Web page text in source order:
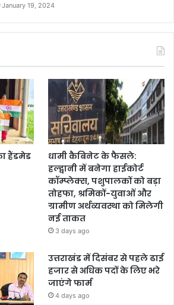
January 19, 2024
हैंडमेड
धामी कैबिनेट के फैसले:
हल्द्वानी में बनेगा हाईकोर्ट
कॉम्प्लेक्स, पशुपालकों को बड़ा
तोहफा, श्रमिकों-युवाओं और
ग्रामीण अर्थव्यवस्था को मिलेगी
नई ताकत
3 days ago
उत्तराखंड में दिसंबर से पहले ढाई
हजार से अधिक पदों के लिए भरे
जाएंगे फार्म
4 days ago